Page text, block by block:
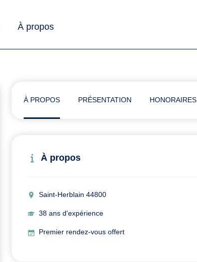
À propos
À PROPOS PRÉSENTATION HONORAIRES
À propos
Saint-Herblain 44800
38 ans d'expérience
Premier rendez-vous offert